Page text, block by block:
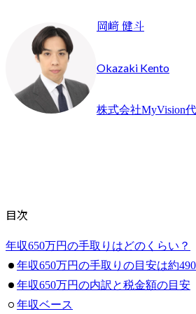
岡﨑 健斗
Okazaki Kento
株式会社MyVision
目次
年収650万円の手取りはどのくらい？
年収650万円の手取りの目安は約
年収650万円の内訳と税金額の目安
年収ベース